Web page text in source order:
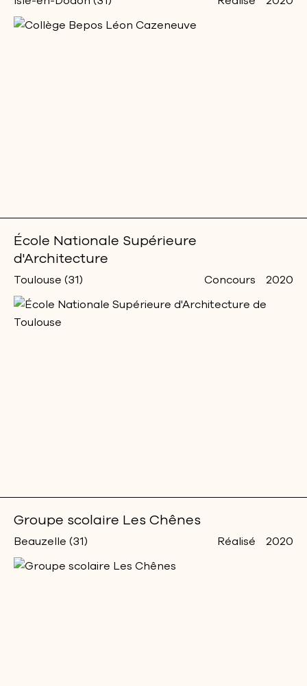
École Nationale Supérieure
d'Architecture
Concours
Toulouse (31) 2020
Groupe scolaire Les Chênes
Réalisé
Beauzelle (31) 2020